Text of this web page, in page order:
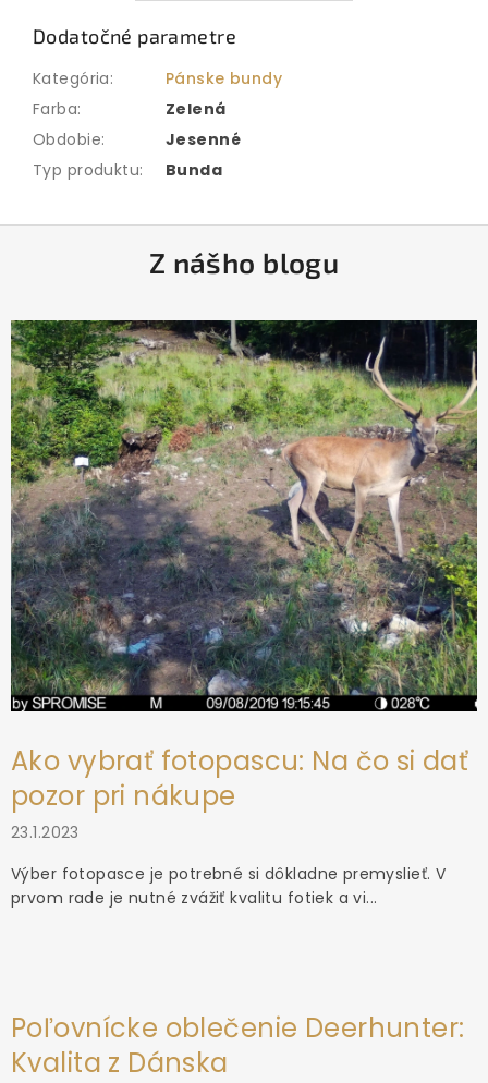
Dodatočné parametre
Kategória:
Pánske bundy
Farba:
Zelená
Obdobie:
Jesenné
Typ produktu: Bunda
ä
e
Z nášho blogu
Ako vybrať fotopascu: Na čo si dať
pozor pri nákupe
23.1.2023
Výber fotopasce je potrebné si dôkladne premyslieť. V
prvom rade je nutné zvážiť kvalitu fotiek a vi...
Poľovnícke oblečenie Deerhunter:
Kvalita z Dánska